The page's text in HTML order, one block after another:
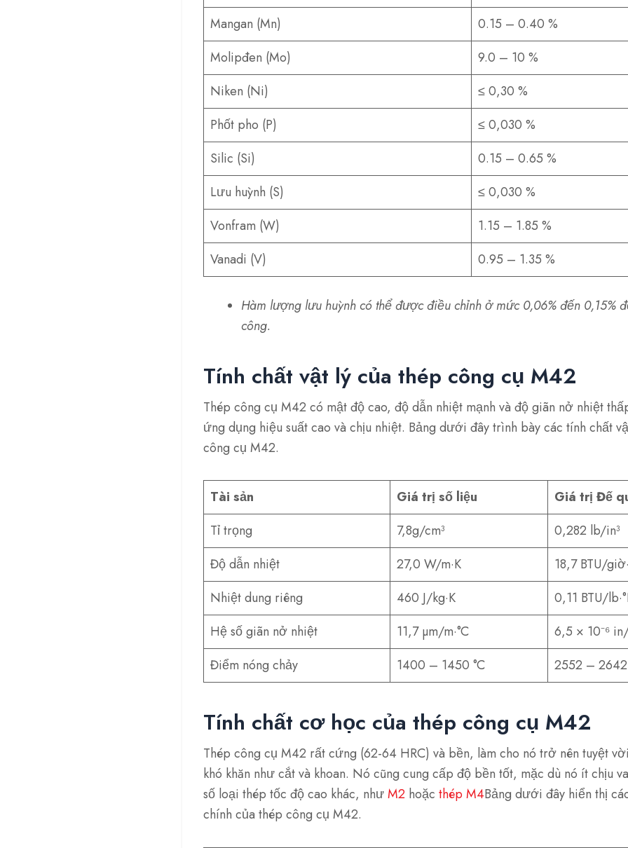
Mangan (Mn)
0.15 – 0.40 %
Molipđen (Mo)
9.0 – 10 %
Niken (Ni)
≤ 0,30 %
Phốt pho (P)
≤ 0,030 %
Silic (Si)
0.15 – 0.65 %
Lưu huỳnh (S)
≤ 0,030 %
Vonfram (W)
1.15 – 1.85 %
Vanadi (V)
0.95 – 1.35 %
Hàm lượng lưu huỳnh có thể được điều chỉnh ở mức 0,06% đến 0,15%
công.
Tính chất vật lý của thép công cụ M42
Thép công cụ M42 có mật độ cao, độ dẫn nhiệt mạnh và độ giãn nở nhiệt
ứng dụng hiệu suất cao và chịu nhiệt. Bảng dưới đây trình bày các tính chất
công cụ M42.
Tài sản Giá trị số liệu
Giá trị Đế
Tỉ trọng
7,8g/cm³
0,282 lb/in³
Độ dẫn nhiệt
27,0 W/m·K
18,7 BTU/
Nhiệt dung riêng
460 J/kg·K
0,11 BTU/
Hệ số giãn nở nhiệt
11,7 µm/m·°C
6,5 × 10⁻⁶ in/
Điểm nóng chảy
1400 – 1450 °C 2552 – 2642
Tính chất cơ học của thép công cụ M42
Thép công cụ M42 rất cứng (62-64 HRC) và bền, làm cho nó trở nên tuyệt
khó khăn như cắt và khoan. Nó cũng cung cấp độ bền tốt, mặc dù nó ít chịu
số loại thép tốc độ cao khác, nhưM2hoặc thép M4Bảng dưới đây hiển thị
chính của thép công cụ M42.